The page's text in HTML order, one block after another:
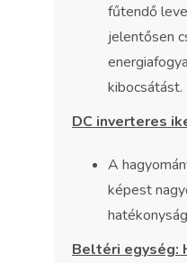
fűtendő
jelentősen
kibocsátást.
DC inverteres
A
képest
Beltéri egység: